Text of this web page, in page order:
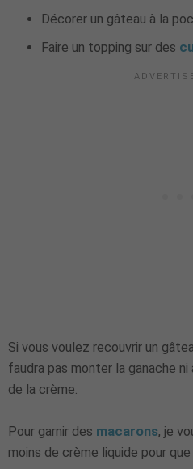
Décorer un gâteau à la
Faire un topping sur des
Si vous voulez recouvrir un
faudra pas monter la ganache
de la crème.
Pour garnir des macarons, je
moins de crème liquide pour